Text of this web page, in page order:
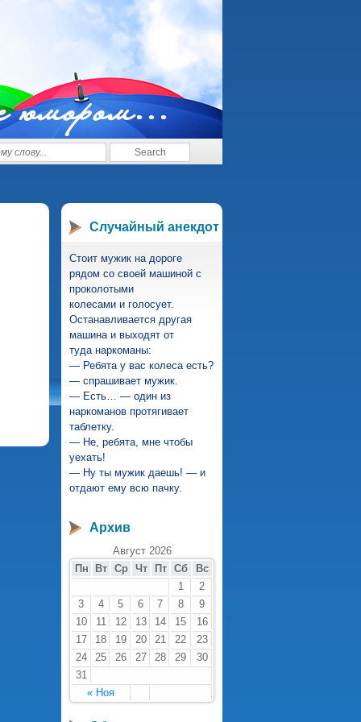
юмором...
Случайный анекдот
Стоит мужик на дороге
рядом со своей машиной с
проколотыми
колесами и голосует.
Останавливается другая
машина и выходят от
туда наркоманы:
— Ребята у вас колеса есть?
— спрашивает мужик.
— Есть… — один из
наркоманов протягивает
таблетку.
— Не, ребята, мне чтобы
уехать!
— Ну ты мужик даешь! — и
отдают ему всю пачку.
Архив
Август 2026
Пн
Вт Ср Чт Пт Сб Вс
« Ноя
1
2
3
4 5 6 7 8
9
10
11 12 13 14 15
16
17
18 19 20 21 22
23
24
25 26 27 28 29
30
31